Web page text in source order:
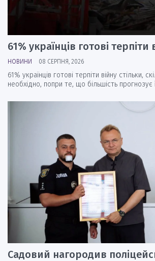
61% українців готові терпіти
НОВИНИ 08 СЕРПНЯ, 2026
61% українців готові терпіти війну стільки,
необхідно, попри те, що більшість прогнозує
Садовий нагородив